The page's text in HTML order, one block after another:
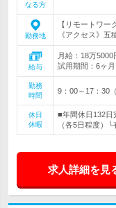
なる方
勤務地
【リモートワ
《アクセス》五
給与
月給：18万
試用期間：6ヶ
勤務
時間
9：00～17：30
休日
休暇
■年間休日132日
（各5日程度）
求人詳細を見